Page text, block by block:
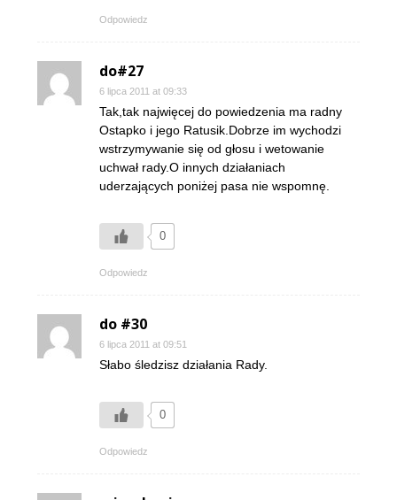
Odpowiedz
do#27
6 lipca 2011 at 09:33
Tak,tak najwięcej do powiedzenia ma radny
Ostapko i jego Ratusik.Dobrze im wychodzi
wstrzymywanie się od głosu i wetowanie
uchwał rady.O innych działaniach
uderzających poniżej pasa nie wspomnę.
0
Odpowiedz
do #30
6 lipca 2011 at 09:51
Słabo śledzisz działania Rady.
0
Odpowiedz